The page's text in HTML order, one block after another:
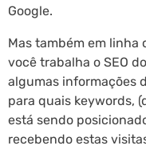
Google.
Mas também em linha
você trabalha o SEO
algumas informações
para quais keywords,
está sendo
recebendo estas